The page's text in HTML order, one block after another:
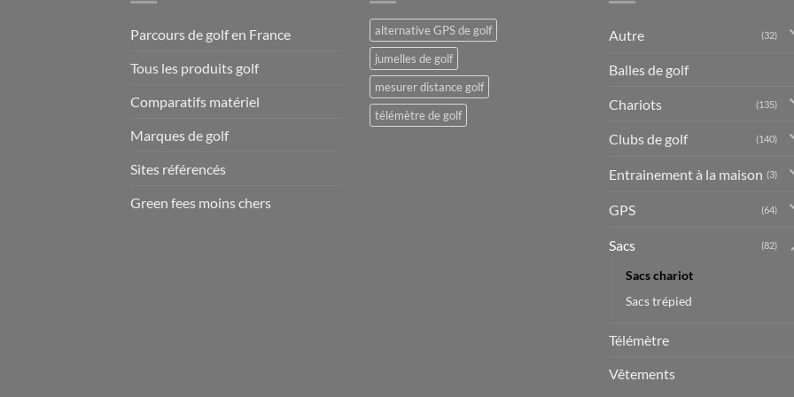
Parcours de golf en France
Tous les produits golf
Comparatifs matériel
Marques de golf
Sites référencés
Green fees moins chers
alternative GPS de golf
jumelles de golf
mesurer distance golf
télémètre de golf
Autre (32)
Balles de golf
Chariots (135)
Clubs de golf (140)
Entrainement à la maison (3)
GPS (64)
Sacs (82)
Sacs chariot
Sacs trépied
Télémètre
Vêtements